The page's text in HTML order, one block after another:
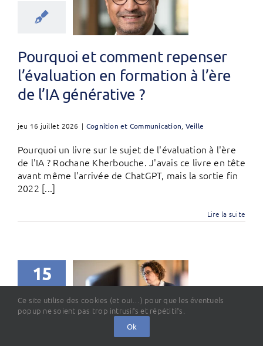
Pourquoi et comment repenser
l’évaluation en formation à l’ère
de l’IA générative ?
jeu 16 juillet 2026 | Cognition et Communication Veille
Pourquoi un livre sur le sujet de l'évaluation à l'ère
de l'IA ? Rochane Kherbouche. J'avais ce livre en tête
avant même l'arrivée de ChatGPT, mais la sortie fin
2022 [...]
Lire la suite
15
07, 2026
Ce site utilise des cookies (et oui…) pour que les éventuels
popup ne soient pas trop intrusifs et répétitifs.
Ok